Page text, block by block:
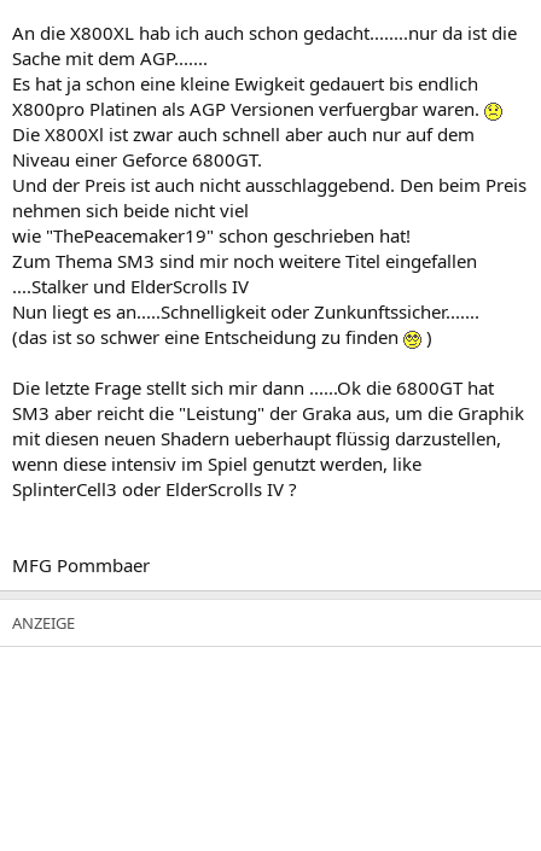
An die X800XL hab ich auch schon gedacht........nur da ist die
Sache mit dem AGP.......
Es hat ja schon eine kleine Ewigkeit gedauert bis endlich
X800pro Platinen als AGP Versionen verfuergbar waren.
Die X800Xl ist zwar auch schnell aber auch nur auf dem
Niveau einer Geforce 6800GT.
Und der Preis ist auch nicht ausschlaggebend. Den beim Preis
nehmen sich beide nicht viel
wie "ThePeacemaker19" schon geschrieben hat!
Zum Thema SM3 sind mir noch weitere Titel eingefallen
....Stalker und ElderScrolls IV
Nun liegt es an.....Schnelligkeit oder Zunkunftssicher.......
(das ist so schwer eine Entscheidung zu finden
)
Die letzte Frage stellt sich mir dann ......Ok die 6800GT hat
SM3 aber reicht die "Leistung" der Graka aus, um die Graphik
mit diesen neuen Shadern ueberhaupt flüssig darzustellen,
wenn diese intensiv im Spiel genutzt werden, like
SplinterCell3 oder ElderScrolls IV ?
MFG Pommbaer